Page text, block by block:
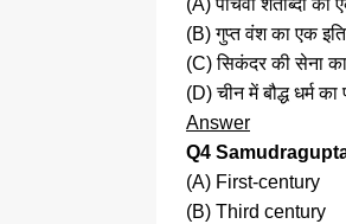
(A) पाँचवीं शताब्दी
(B) गुप्त वंश का एक
(C) सिकंदर की सेना
(D) चीन में बौद्ध धर्म
Answer
Q4
(A) First-century
(B) Third century